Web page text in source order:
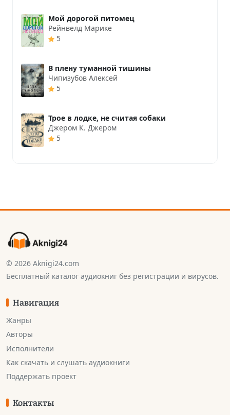
Мой дорогой питомец
Рейнвелд Марике
5
В плену туманной тишины
Чипизубов Алексей
5
Трое в лодке, не считая собаки
Джером К. Джером
5
© 2026 Aknigi24.com
Бесплатный каталог аудиокниг без регистрации и вирусов.
Навигация
Жанры
Авторы
Исполнители
Как скачать и слушать аудиокниги
Поддержать проект
Контакты